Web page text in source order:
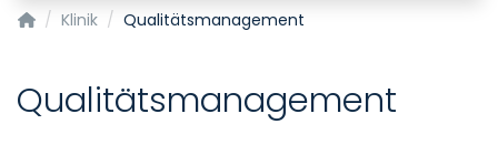
Klinik für Onkologie, Hämatologie und
Klinik Qualitätsmanagement
Qualitätsmanagement